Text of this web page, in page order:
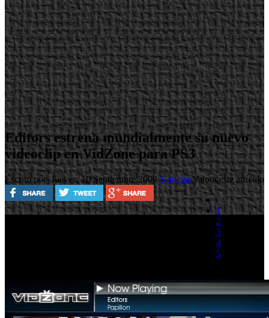
Editors estrena mundialmente su nuevo
videoclip en VidZone para PS3
Escrito porJueves, 10 Septiembre 2009NoticiasValora este artículo
1
2
3
4
5
Los usuarios de VidZone siguen de enhorabuena: